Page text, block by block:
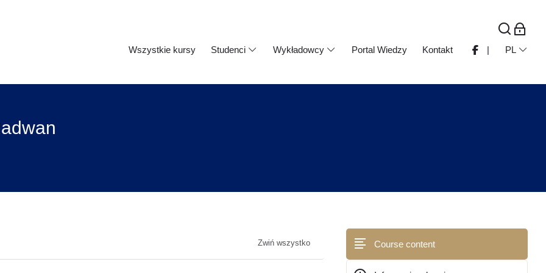
Wszystkie kursy Studenci Wykładowcy Portal Wiedzy Kontakt | PL
Zwiń wszystko Course content